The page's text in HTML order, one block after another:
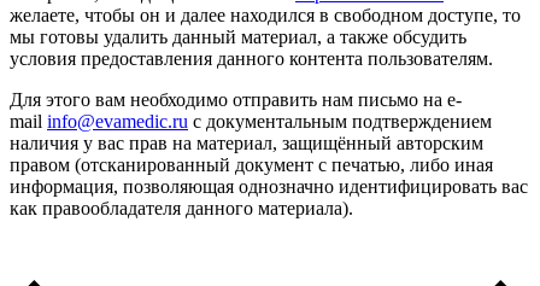
желаете, чтобы он и далее находился в свободном доступе, то
мы готовы удалить данный материал, а также обсудить
условия предоставления данного контента пользователям.
Для этого вам необходимо отправить нам письмо на e-
mail info@evamedic.ru с документальным подтверждением
наличия у вас прав на материал, защищённый авторским
правом (отсканированный документ с печатью, либо иная
информация, позволяющая однозначно идентифицировать вас
как правообладателя данного материала).